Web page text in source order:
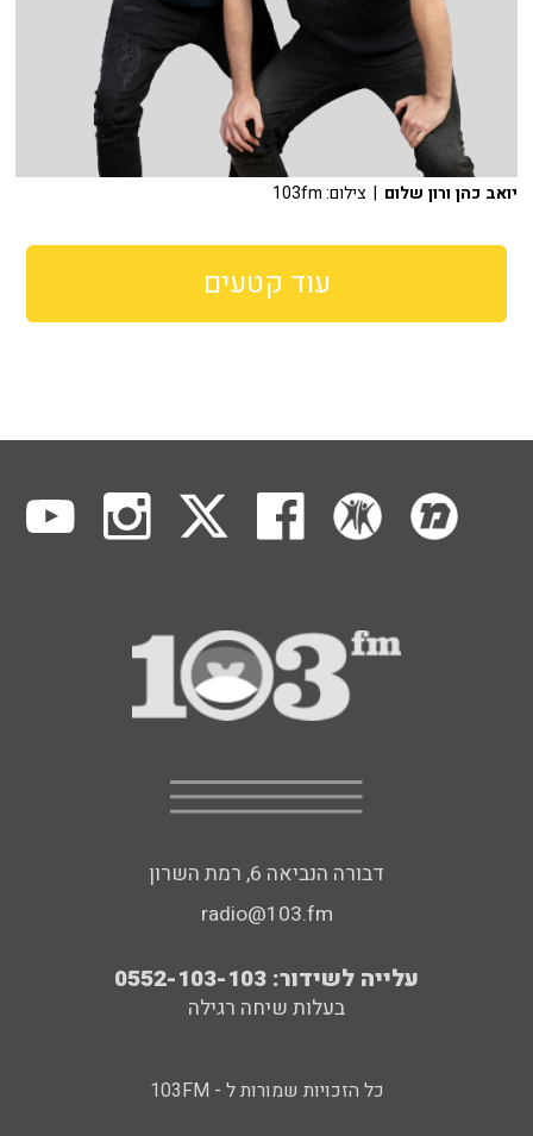
יואב כהן ורון שלום | צילום: 103fm
עוד קטעים
דבורה הנביאה 6, רמת השרון
radio@103.fm
עלייה לשידור: 0552-103-103
בעלות שיחה רגילה
כל הזכויות שמורות ל - 103FM